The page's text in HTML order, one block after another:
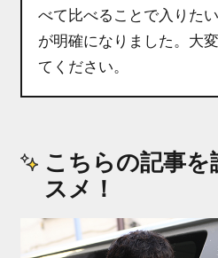
べて比べることで入りた
が明確になりました。大
てください。
こちらの記事
スメ！